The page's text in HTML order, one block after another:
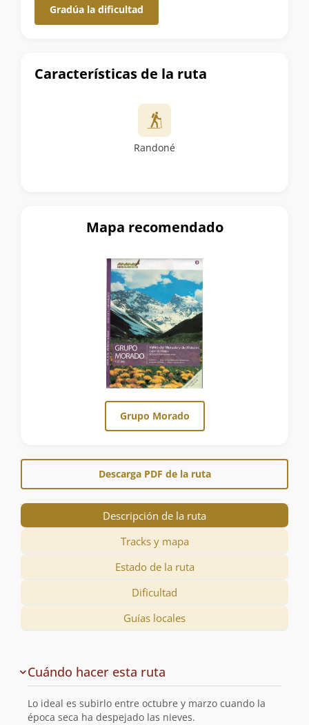
Gradúa la dificultad
Características de la ruta
Randoné
Mapa recomendado
Grupo Morado
Descarga PDF de la ruta
Descripción de la ruta
Tracks y mapa
Estado de la ruta
Dificultad
Guías locales
de
la
Cuándo hacer esta ruta
Lo ideal es subirlo entre octubre y marzo cuando la
época seca ha despejado las nieves.